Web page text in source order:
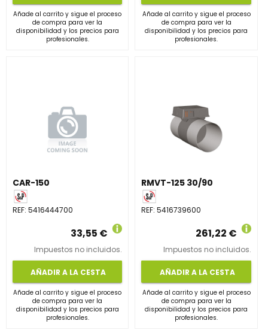
Añade al carrito y sigue el proceso
de compra para ver la
disponibilidad y los precios para
profesionales.
Añade al carrito y sigue el proceso
de compra para ver la
disponibilidad y los precios para
profesionales.
CAR-150
REF: 5416444700
33,55 €
Impuestos no incluidos.
AÑADIR A LA CESTA
Añade al carrito y sigue el proceso
de compra para ver la
disponibilidad y los precios para
profesionales.
RMVT-125 30/90
REF:5416739600
261,22 €
Impuestos no incluidos.
AÑADIR A LA CESTA
Añade al carrito y sigue el proceso
de compra para ver la
disponibilidad y los precios para
profesionales.